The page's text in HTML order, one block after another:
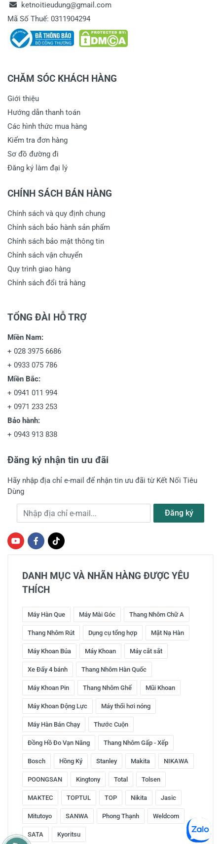
ketnoitieudung@gmail.com
Mã Số Thuế: 0311904294
CHĂM SÓC KHÁCH HÀNG
Giới thiệu
Hướng dẫn thanh toán
Các hình thức mua hàng
Kiểm tra đơn hàng
Sơ đồ đường đi
Đăng ký làm đại lý
CHÍNH SÁCH BÁN HÀNG
Chính sách và quy định chung
Chính sách bảo hành sản phẩm
Chính sách bảo mật thông tin
Chính sách vận chuyển
Quy trình giao hàng
Chính sách đổi trả hàng
TỔNG ĐÀI HỖ TRỢ
Miền Nam:
+ 028 3975 6686
+ 0933 075 786
Miền Bắc:
+ 0941 011 994
+ 0971 233 253
Bảo hành:
+ 0943 913 838
Đăng ký nhận tin ưu đãi
Hãy nhập địa chỉ e-mail để nhận tin ưu đãi từ Kết Nối Tiêu
Dùng
Địa chỉ e-mail Đăng ký
DANH MỤC VÀ NHÃN HÀNG ĐƯỢC YÊU
THÍCH
Máy Hàn Que Máy Mài Góc Thang Nhôm Chữ A
Thang Nhôm Rút Dụng cụ tổng hợp Mặt Nạ Hàn
Máy Khoan Búa Máy Khoan Máy cắt sắt
Xe Đẩy 4 bánh Thang Nhôm Hàn Quốc
Máy Khoan Pin Thang Nhôm Ghế Mũi Khoan
Máy Khoan Động Lực Máy thổi hơi nóng
Máy Hàn Bán Chạy Thước Cuộn
Đồng Hồ Đo Vạn Năng Thang Nhôm Gấp - Xếp
Bosch Hồng Ký Stanley Makita NIKAWA
POONGSAN Kingtony Total Tolsen
MAKTEC TOPTUL TOP Nikita Jasic
Mitutoyo SANWA Phong Thạnh Weldcom
SATA Kyoritsu